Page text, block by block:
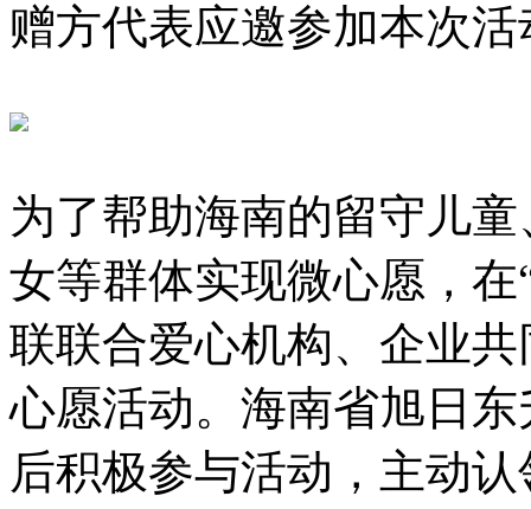
赠方代表应邀参加本次活
为了帮助海南的留守儿
女等群体实现微心愿，
联联合爱心机构、企业
心愿活动。海南省旭日
后积极参与活动，主动